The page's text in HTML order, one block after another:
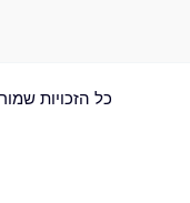
כל הזכויות שמורות © 2026 נילס טיפים למטיילים